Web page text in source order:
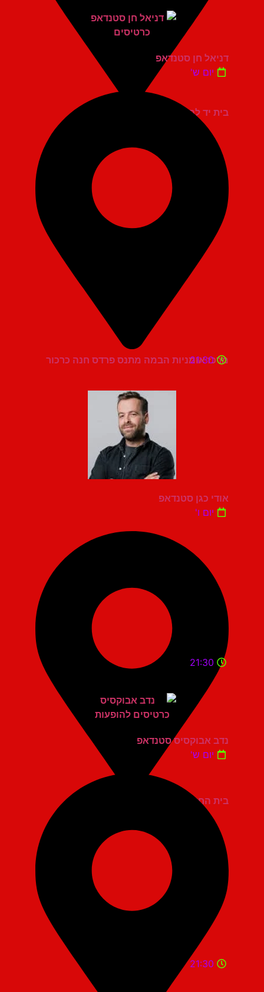
בית יד לבנים אשדוד
דניאל חן סטנדאפ
יום ש'
מרכז אומניות הבמה מתנס פרדס חנה כרכור
21:30
אודי כגן סטנדאפ
יום ו'
בית החייל תל אביב
21:30
נדב אבוקסיס סטנדאפ
יום ש'
21:30